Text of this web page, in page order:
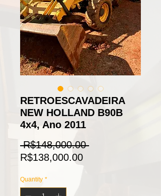
RETROESCAVADEIRA
NEW HOLLAND B90B
4x4, Ano 2011
R$148,000.00 Regular
R$138,000.00Sale
Quantity *